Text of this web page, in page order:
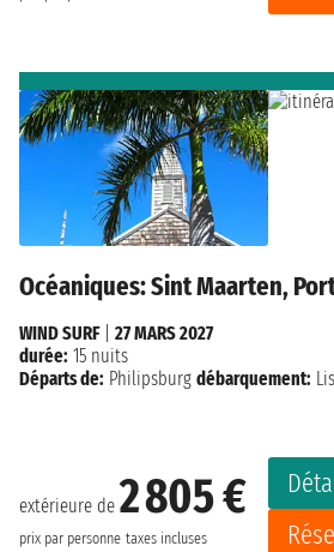
Océaniques: Sint Maarten,
extérieure de 2 805 €
prix par personne taxes incluses
WIND SURF| 27 MARS 2027
durée: 15 nuits
Départs de: Philipsburg débarquement: